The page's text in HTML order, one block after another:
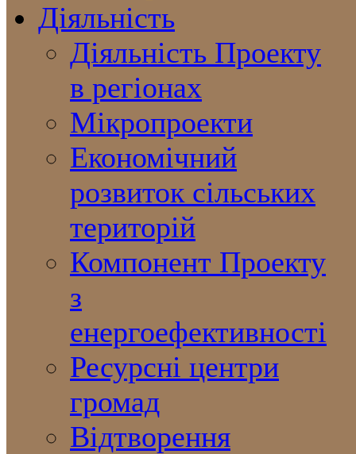
Діяльність
Діяльність Проекту
в регіонах
Мікропроекти
Економічний
розвиток сільських
територій
Компонент Проекту
з
енергоефективності
Ресурсні центри
громад
Відтворення